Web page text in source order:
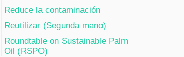
Reduce la contaminación
Reutilizar (Segunda mano)
Roundtable on Sustainable Palm
Oil (RSPO)